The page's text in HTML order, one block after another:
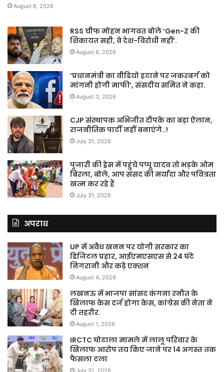
August 6, 2026
RSS चीफ मोहन भागवत बोले ‘Gen-Z की
शिकायत सही, वे देश-विरोधी नहीं’.
August 6, 2026
‘प्रधानमंत्री का वीडियो हटाने पर जकरबर्ग को
मांगनी होगी माफी’, संसदीय समित ने कहा.
August 3, 2026
CJP संस्थापक अभिजीत दीपके का बड़ा ऐलान,
राजनीतिक पार्टी नहीं बनाएंगे..!
July 31, 2026
पुजारी की ड्रेस में पहुंचे पप्पू यादव तो भड़के ओम
बिरला, बोले, आप संसद की मर्यादा और पवित्रता
खत्म कर रहे हैं
July 31, 2026
अपराध
UP में अवैध खनन पर योगी सरकार का
डिजिटल प्रहार, आईएमएसएस से 24 घंटे
निगरानी और कड़े एक्शन
August 4, 2026
लखनऊ में भाजपा सांसद कंगना रनौत के
खिलाफ केस दर्ज होगा केस, कांग्रेस की नेता ने
दी तहरीर.
August 1, 2026
IRCTC घोटाला मामले में लालू परिवार के
खिलाफ आरोप तय किए जाने पर 14 अगस्त तक
फैसला टला
July 31, 2026